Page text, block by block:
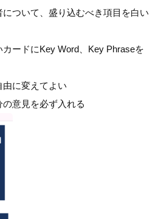
ついて、盛り込むべき項目を白い
ードにKey Word、Key Phraseを
に変えてよい
意見を必ず入れる